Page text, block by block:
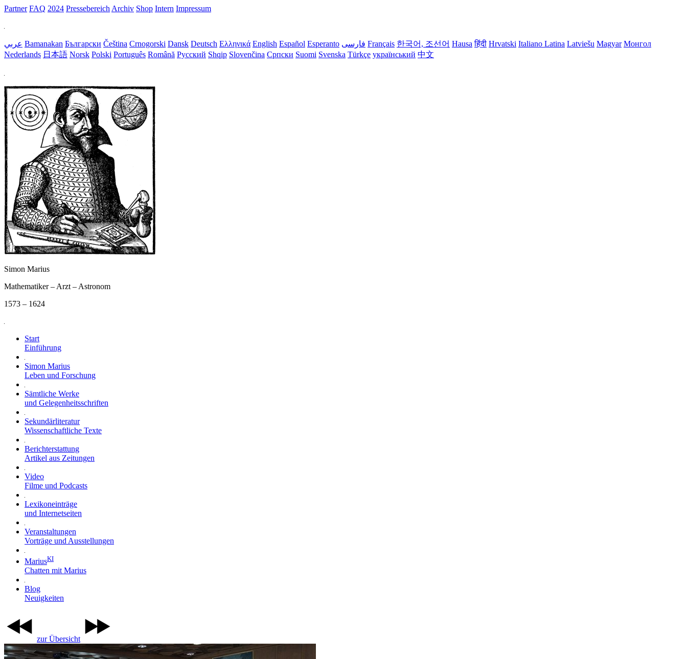
Partner FAQ 2024 Pressebereich Archiv Shop Intern Impressum
عربي Bamanakan Български Čeština Crnogorski Dansk Deutsch Ελληνικά English Español Esperanto فارسی Français 한국어, 조선어 Hausa हिंदी Hrvatski Italiano Latina Latviešu Magyar Монгол
Nederlands 日本語 Norsk Polski Português Română Русский Shqip Slovenčina Српски Suomi Svenska Türkçe український 中文
Simon Marius
Mathematiker – Arzt – Astronom
1573 – 1624
Start
Einführung
Simon Marius
Leben und Forschung
Sämtliche Werke
und Gelegenheitsschriften
Sekundärliteratur
Wissenschaftliche Texte
Berichterstattung
Artikel aus Zeitungen
Video
Filme und Podcasts
Lexikoneinträge
und Internetseiten
Veranstaltungen
Vorträge und Ausstellungen
MariusKI
Chatten mit Marius
Blog
Neuigkeiten
zur Übersicht